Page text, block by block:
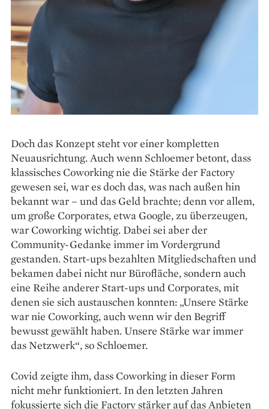
Doch das Konzept steht vor einer kompletten
Neuausrichtung. Auch wenn Schloemer betont, dass
klassisches Coworking nie die Stärke der Factory
gewesen sei, war es doch das, was nach außen hin
bekannt war – und das Geld brachte; denn vor allem,
um große Corporates, etwa Google, zu überzeugen,
war Coworking wichtig. Dabei sei aber der
Community-Gedanke immer im ­Vordergrund
gestanden. Start-ups bezahlten Mitgliedschaften und
bekamen dabei nicht nur Bürofläche, sondern auch
eine Reihe anderer Start-ups und Corporates, mit
denen sie sich austauschen konnten: „Unsere Stärke
war nie Coworking, auch wenn wir den Begriff
bewusst gewählt haben. Unsere Stärke war immer
das Netzwerk“, so Schloemer.
Covid zeigte ihm, dass Coworking in dieser Form
nicht mehr funktioniert. In den letzten Jahren
fokussierte sich die Factory stärker auf das Anbieten